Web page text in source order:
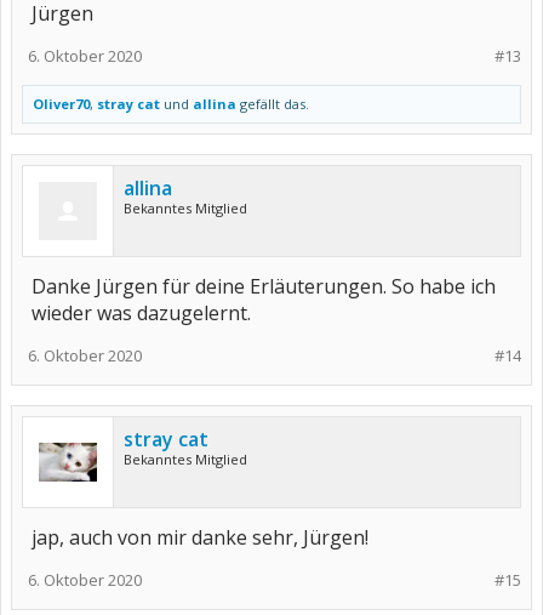
Jürgen
#13
6. Oktober 2020
Oliver70, stray cat und allina gefällt das.
allina
Bekanntes Mitglied
Danke Jürgen für deine Erläuterungen. So habe ich
wieder was dazugelernt.
#14
6. Oktober 2020
stray cat
Bekanntes Mitglied
jap, auch von mir danke sehr, Jürgen!
#15
6. Oktober 2020